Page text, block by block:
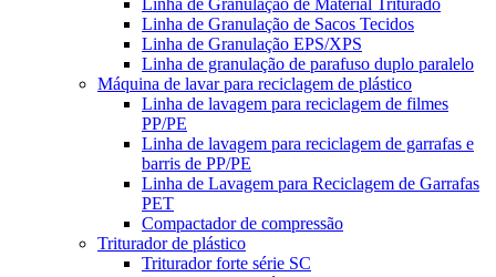
Linha de Granulação de Material Triturado
Linha de Granulação de Sacos Tecidos
Linha de Granulação EPS/XPS
Linha de granulação de parafuso duplo paralelo
Máquina de lavar para reciclagem de plástico
Linha de lavagem para reciclagem de filmes
PP/PE
Linha de lavagem para reciclagem de garrafas e
barris de PP/PE
Linha de Lavagem para Reciclagem de Garrafas
PET
Compactador de compressão
Triturador de plástico
Triturador forte série SC